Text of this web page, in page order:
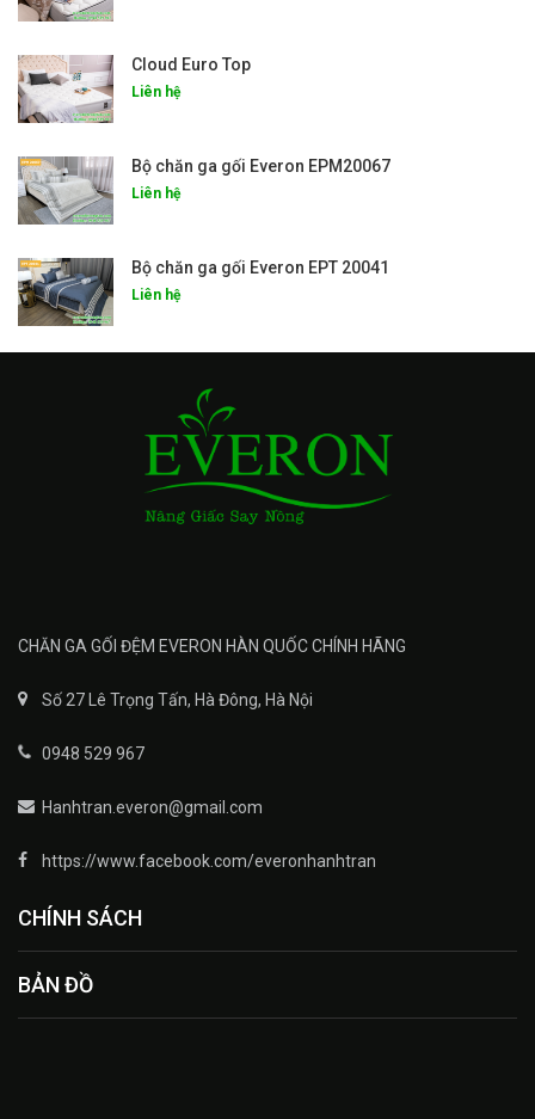
Cloud Euro Top
Liên hệ
Bộ chăn ga gối Everon EPM20067
Liên hệ
Bộ chăn ga gối Everon EPT 20041
Liên hệ
CHĂN GA GỐI ĐỆM EVERON HÀN QUỐC CHÍNH HÃNG
Số 27 Lê Trọng Tấn, Hà Đông, Hà Nội
0948 529 967
Hanhtran.everon@gmail.com
https://www.facebook.com/everonhanhtran
CHÍNH SÁCH
BẢN ĐỒ